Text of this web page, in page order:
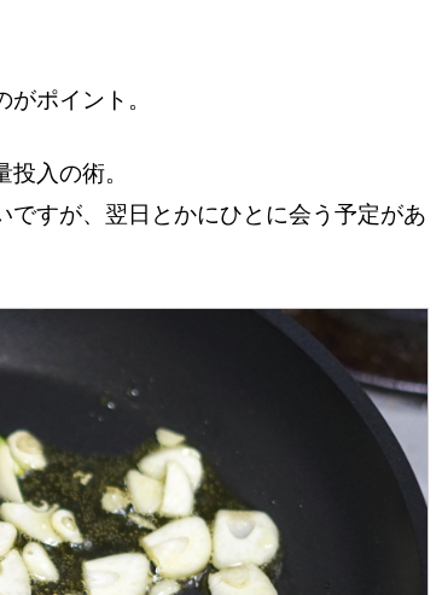
ポイント。
入の術。
すが、翌日とかにひとに会う予定があ